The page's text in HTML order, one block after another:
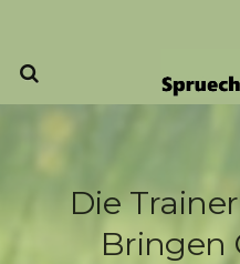
Die
Bringen